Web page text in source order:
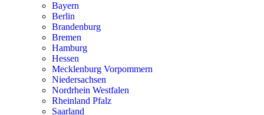
Bayern
Berlin
Brandenburg
Bremen
Hamburg
Hessen
Mecklenburg Vorpommern
Niedersachsen
Nordrhein Westfalen
Rheinland Pfalz
Saarland